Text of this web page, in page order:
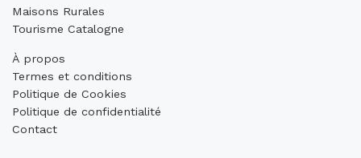
Maisons Rurales
Tourisme Catalogne
À propos
Termes et conditions
Politique de Cookies
Politique de confidentialité
Contact